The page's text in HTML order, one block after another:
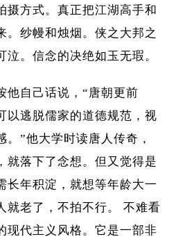
摄方式。真正把江湖高手和
。纱幔和烛烟。侠之大邦之
。信念的决绝如玉无瑕。
他自己话说，“唐朝更前
以逃脱儒家的道德规范，视
”他大学时读唐人传奇，
就落下了念想。但又觉得是
长年积淀，就想等年龄大一
就老了，不拍不行。 不难看
现代主义风格。它是一部非